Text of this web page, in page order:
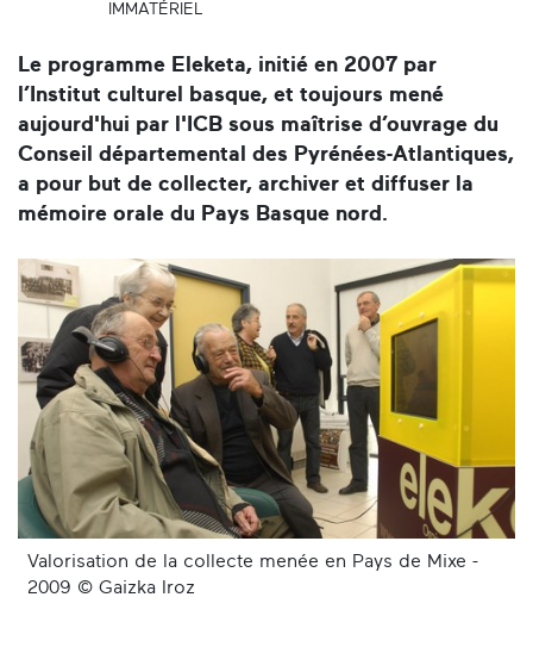
IMMATÉRIEL
Le programme Eleketa, initié en 2007 par
l’Institut culturel basque, et toujours mené
aujourd'hui par l'ICB sous maîtrise d’ouvrage du
Conseil départemental des Pyrénées-Atlantiques,
a pour but de collecter, archiver et diffuser la
mémoire orale du Pays Basque nord.
Valorisation de la collecte menée en Pays de Mixe -
2009 © Gaizka Iroz